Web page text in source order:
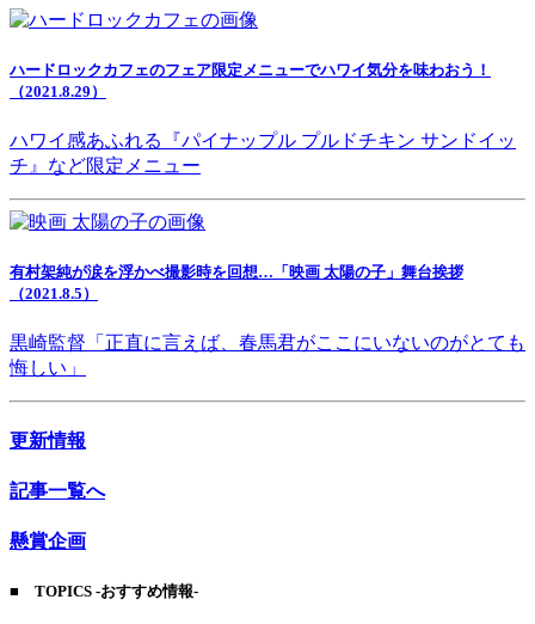
ハードロックカフェのフェア限定メニューでハワイ気分を味わおう！
（2021.8.29）
ハワイ感あふれる『パイナップル プルドチキン サンドイッ
チ』など限定メニュー
有村架純が涙を浮かべ撮影時を回想…「映画 太陽の子」舞台挨拶
（2021.8.5）
黒崎監督「正直に言えば、春馬君がここにいないのがとても
悔しい」
更新情報
記事一覧へ
懸賞企画
■ TOPICS -おすすめ情報-